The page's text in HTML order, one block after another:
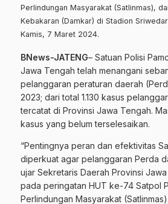
Perlindungan Masyarakat (Satlinmas),
Kebakaran (Damkar) di Stadion
Kamis, 7 Maret 2024.
BNews-JATENG– Satuan Polisi
Jawa Tengah telah menangani
pelanggaran peraturan daerah
2023; dari total 1.130 kasus
tercatat di Provinsi Jawa Tengah.
kasus yang belum terselesaikan.
“Pentingnya peran dan efektivitas
diperkuat agar pelanggaran Perda
ujar Sekretaris Daerah Provinsi Jawa
pada peringatan HUT ke-74 Satpol
Perlindungan Masyarakat